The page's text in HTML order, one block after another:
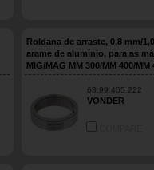
Roldana de arraste, 0,8 mm/
arame de alumínio, para as
MIG/MAG MM 300/MM 400/MM
405, VONDER
68.99.405.222
VONDER